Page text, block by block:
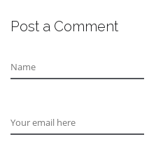
Post a Comment